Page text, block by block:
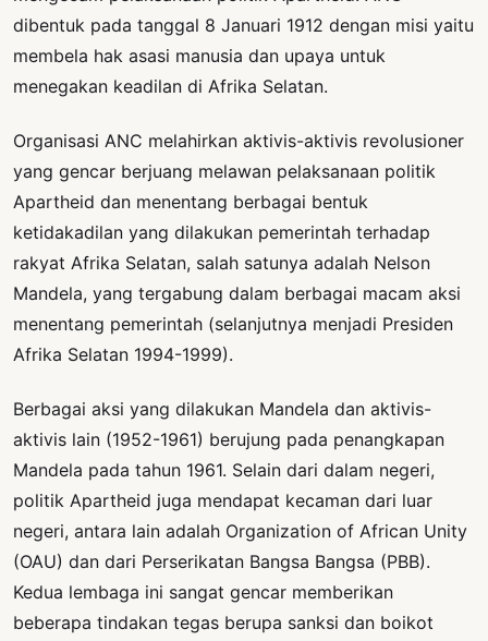
dibentuk pada tanggal 8 Januari 1912 dengan misi yaitu
membela hak asasi manusia dan upaya untuk
menegakan keadilan di Afrika Selatan.
Organisasi ANC melahirkan aktivis-aktivis revolusioner
yang gencar berjuang melawan pelaksanaan politik
Apartheid dan menentang berbagai bentuk
ketidakadilan yang dilakukan pemerintah terhadap
rakyat Afrika Selatan, salah satunya adalah Nelson
Mandela, yang tergabung dalam berbagai macam aksi
menentang pemerintah (selanjutnya menjadi Presiden
Afrika Selatan 1994-1999).
Berbagai aksi yang dilakukan Mandela dan aktivis-
aktivis lain (1952-1961) berujung pada penangkapan
Mandela pada tahun 1961. Selain dari dalam negeri,
politik Apartheid juga mendapat kecaman dari luar
negeri, antara lain adalah Organization of African Unity
(OAU) dan dari Perserikatan Bangsa Bangsa (PBB).
Kedua lembaga ini sangat gencar memberikan
beberapa tindakan tegas berupa sanksi dan boikot